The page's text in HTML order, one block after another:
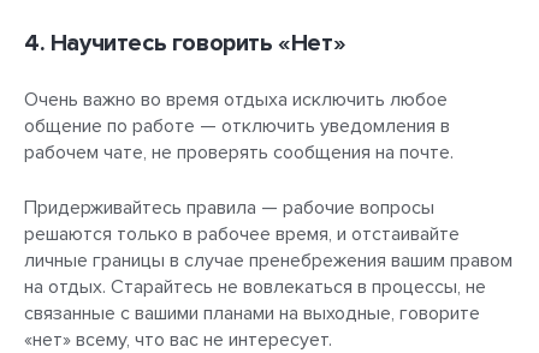
4. Научитесь говорить «Нет»
Очень важно во время отдыха исключить любое
общение по работе — отключить уведомления в
рабочем чате, не проверять сообщения на почте.
Придерживайтесь правила — рабочие вопросы
решаются только в рабочее время, и отстаивайте
личные границы в случае пренебрежения вашим правом
на отдых. Старайтесь не вовлекаться в процессы, не
связанные с вашими планами на выходные, говорите
«нет» всему, что вас не интересует.